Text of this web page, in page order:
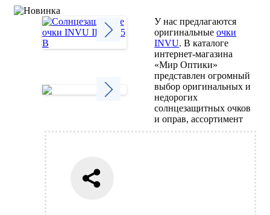
У нас предлагаются
оригинальныеочки
INVU. В каталоге
интернет-магазина
«Мир Оптики»
представлен огромный
выбор оригинальных и
недорогих
солнцезащитных очков
и оправ, ассортимент